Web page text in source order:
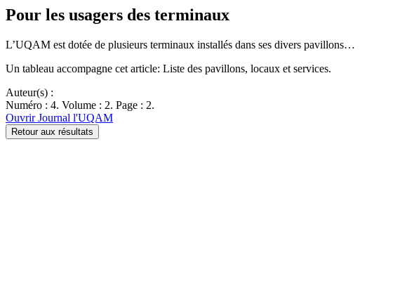
Pour les usagers des terminaux
L’UQAM est dotée de plusieurs terminaux installés dans ses divers pavillons…
Un tableau accompagne cet article: Liste des pavillons, locaux et services.
Auteur(s) :
Numéro : 4. Volume : 2. Page : 2.
Ouvrir Journal l'UQAM
Retour aux résultats